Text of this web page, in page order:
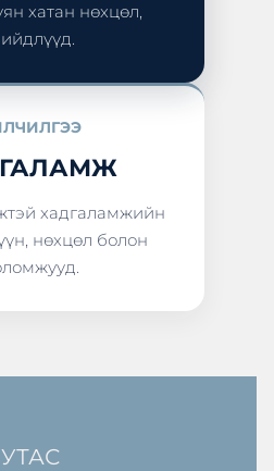
хатан нөхцөл,
хадгаламжийн
нөхцөл болон
УТАС